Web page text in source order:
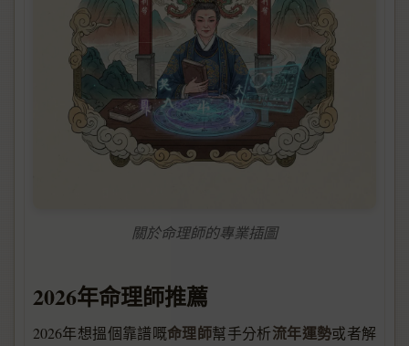
關於命理師的專業插圖
2026年命理師推薦
2026年想搵個靠譜嘅命理師幫手分析流年運勢或者解